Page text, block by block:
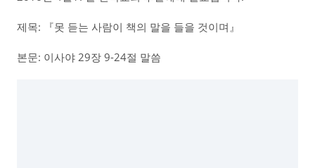
제목: 『못 듣는 사람이 책의 말을 들을 것이며』
본문: 이사야 29장 9-24절 말씀